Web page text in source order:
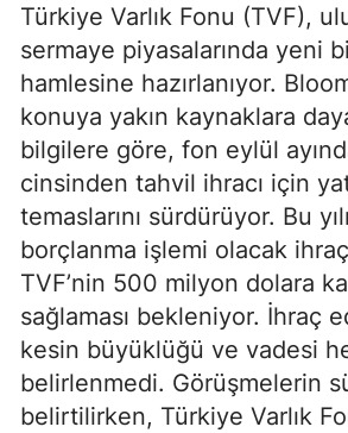
Türkiye Varlık Fonu (TVF),
sermaye piyasalarında yeni
hamlesine hazırlanıyor.
konuya yakın kaynaklara
bilgilere göre, fon eylül
cinsinden tahvil ihracı için
temaslarını sürdürüyor. Bu
borçlanma işlemi olacak
TVF’nin 500 milyon dolara
sağlaması bekleniyor. İhraç
kesin büyüklüğü ve vadesi
belirlenmedi. Görüşmelerin
belirtilirken, Türkiye Varlık